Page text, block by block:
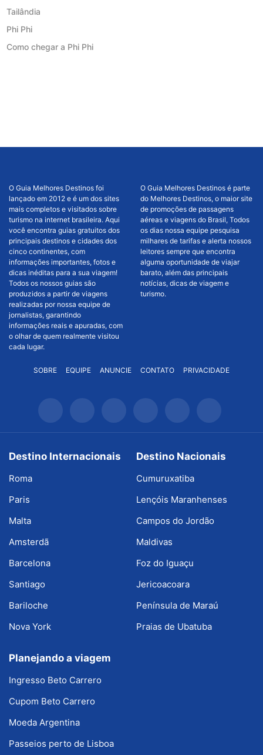
Tailândia
Phi Phi
Como chegar a Phi Phi
O Guia Melhores Destinos foi
lançado em 2012 e é um dos sites
mais completos e visitados sobre
turismo na internet brasileira. Aqui
você encontra guias gratuitos dos
principais destinos e cidades dos
cinco continentes, com
informações importantes, fotos e
dicas inéditas para a sua viagem!
Todos os nossos guias são
produzidos a partir de viagens
realizadas por nossa equipe de
jornalistas, garantindo
informações reais e apuradas, com
o olhar de quem realmente visitou
cada lugar.
O Guia Melhores Destinos é parte
do Melhores Destinos, o maior site
de promoções de passagens
aéreas e viagens do Brasil, Todos
os dias nossa equipe pesquisa
milhares de tarifas e alerta nossos
leitores sempre que encontra
alguma oportunidade de viajar
barato, além das principais
notícias, dicas de viagem e
turismo.
SOBRE EQUIPE ANUNCIE CONTATO PRIVACIDADE
Destino Internacionais
Roma
Paris
Malta
Amsterdã
Barcelona
Santiago
Bariloche
Nova York
Destino Nacionais
Cumuruxatiba
Lençóis Maranhenses
Campos do Jordão
Maldivas
Foz do Iguaçu
Jericoacoara
Península de Maraú
Praias de Ubatuba
Planejando a viagem
Ingresso Beto Carrero
Cupom Beto Carrero
Moeda Argentina
Passeios perto de Lisboa